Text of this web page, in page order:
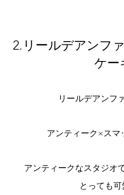
2.リールデアンフ
ケー
リールデアンフ
アンティーク×スマ
アンティークなスタジオ
とっても可